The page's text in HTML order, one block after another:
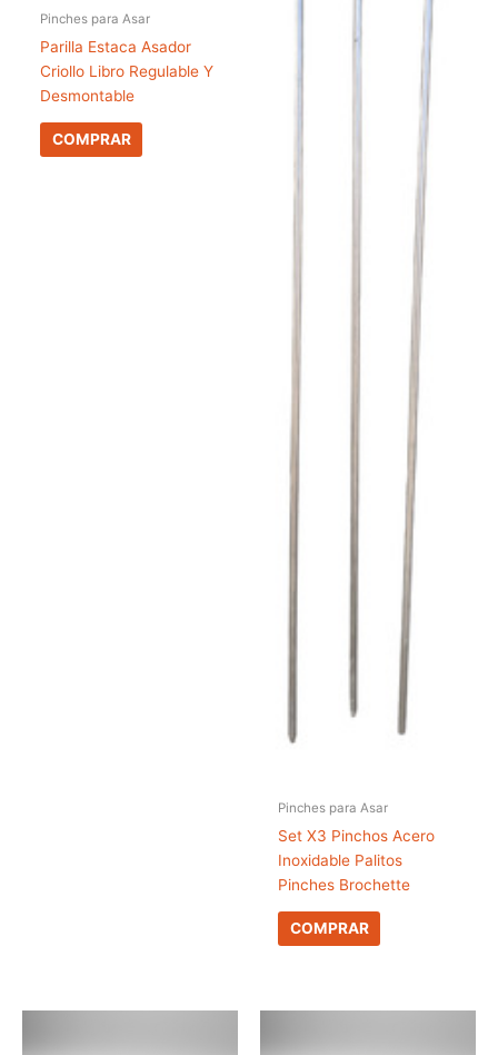
Pinches para Asar
Parilla Estaca Asador
Criollo Libro Regulable Y
Desmontable
COMPRAR
Pinches para Asar
Set X3 Pinchos Acero
Inoxidable Palitos
Pinches Brochette
COMPRAR